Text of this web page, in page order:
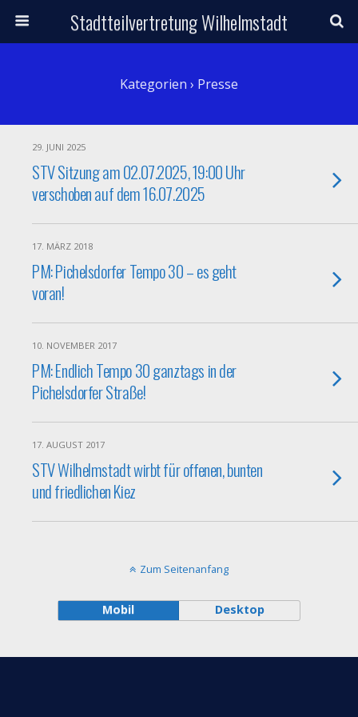
Stadtteilvertretung Wilhelmstadt
Kategorien › Presse
29. JUNI 2025
STV Sitzung am 02.07.2025, 19:00 Uhr
verschoben auf dem 16.07.2025
17. MÄRZ 2018
PM: Pichelsdorfer Tempo 30 – es geht
voran!
10. NOVEMBER 2017
PM: Endlich Tempo 30 ganztags in der
Pichelsdorfer Straße!
17. AUGUST 2017
STV Wilhelmstadt wirbt für offenen, bunten
und friedlichen Kiez
Zum Seitenanfang
Mobil Desktop